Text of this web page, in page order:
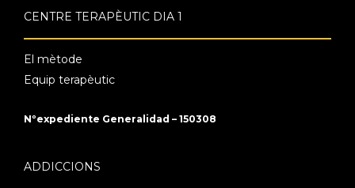
CENTRE TERAPÈUTIC DIA 1
El mètode
Equip terapèutic
Nºexpediente Generalidad – 150308
ADDICCIONS